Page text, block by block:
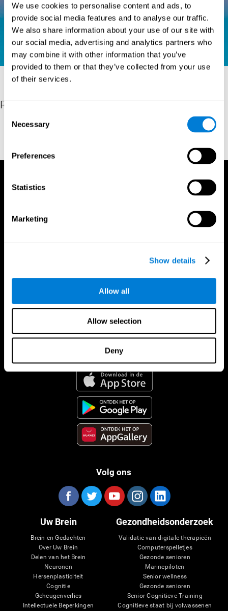
We use cookies to personalise content and ads, to
provide social media features and to analyse our traffic.
We also share information about your use of our site with
our social media, advertising and analytics partners who
may combine it with other information that you’ve
provided to them or that they’ve collected from your use
of their services.
Selection
Necessary
Preferences
Statistics
Marketing
Show details
Allow all
Allow selection
Deny
Referenties
Eriksen, B. A.; Eriksen, C. W. (1974). "Effects of noise letters upon
and Psychophysics. 16: 143–149. doi:10.3758/bf03203267.
CogniFit App
Volg ons
Uw Brein
Brein en Gedachten
Over Uw Brein
Delen van het Brein
Neuronen
Hersenplasticiteit
Cognitie
Geheugenverlies
Intellectuele Beperkingen
Gezondheidsonderzoek
Validatie van digitale therapieën
Computerspelletjes
Gezonde senioren
Marinepiloten
Senior wellness
Gezonde senioren
Senior Cognitieve Training
Cognitieve staat bij volwassenen